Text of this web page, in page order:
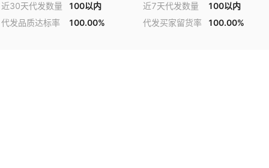
近30天代发数量 100以内 近7天代发数量
100以内
代发品质达标率
100.00% 代发买家留货率 100.00%